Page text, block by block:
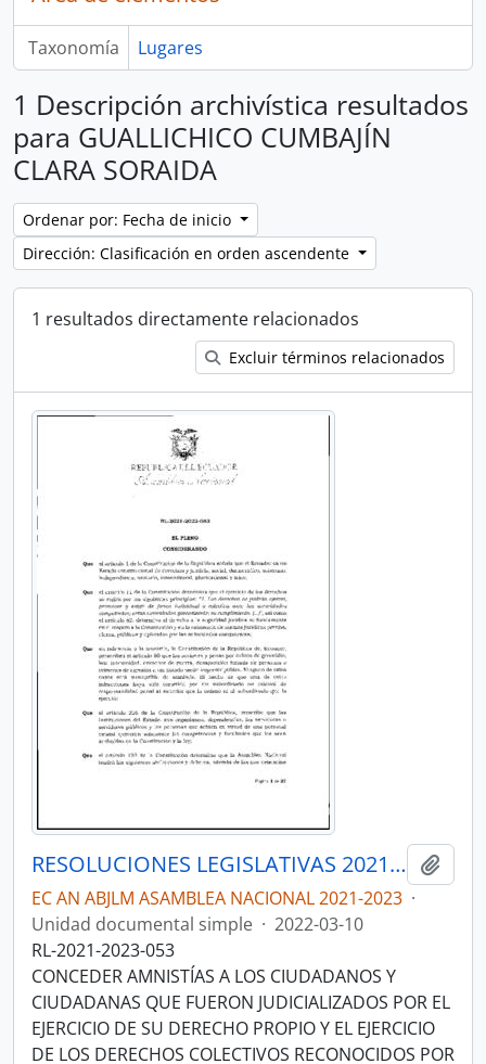
Taxonomía Lugares
1 Descripción archivística resultados
para GUALLICHICO CUMBAJÍN
CLARA SORAIDA
Ordenar por: Fecha de inicio
Dirección: Clasificación en orden ascendente
1 resultados directamente relacionados
Excluir términos relacionados
RESOLUCIONES LEGISLATIVAS 2021-2023
EC AN ABJLM ASAMBLEA NACIONAL 2021-2023 ·
Unidad documental simple · 2022-03-10
RL-2021-2023-053
CONCEDER AMNISTÍAS A LOS CIUDADANOS Y
CIUDADANAS QUE FUERON JUDICIALIZADOS POR EL
EJERCICIO DE SU DERECHO PROPIO Y EL EJERCICIO
DE LOS DERECHOS COLECTIVOS RECONOCIDOS POR